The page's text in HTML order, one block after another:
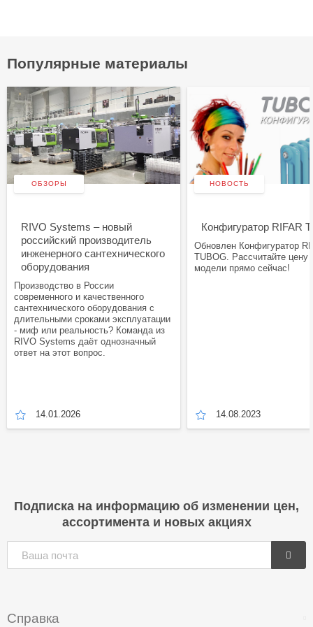
Популярные материалы
ОБЗОРЫ
RIVO Systems – новый
российский производитель
инженерного сантехнического
оборудования
Производство в России
современного и качественного
сантехнического оборудования с
длительными сроками эксплуатации
- миф или реальность? Команда из
RIVO Systems даёт однозначный
ответ на этот вопрос.
14.01.2026
НОВОСТЬ
Конфигуратор RIFAR
Обновлен Конфигуратор
TUBOG. Рассчитайте цену
модели прямо сейчас!
14.08.2023
Подписка на информацию об изменении цен,
ассортимента и новых акциях
Справка